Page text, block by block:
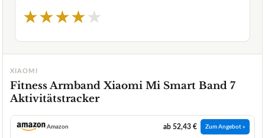
★★★★★
XIAOMI
Fitness Armband Xiaomi Mi Smart Band 7
Aktivitätstracker
Amazon ab 52,43 € Zum Angebot »